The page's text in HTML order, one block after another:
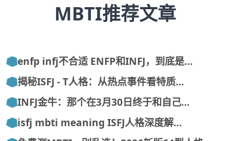
MBTI推荐文章
enfp infj不合适 ENFP和INFJ，到底是…
揭秘ISFJ - T人格：从热点事件看特质…
INFJ金牛：那个在3月30日终于和自己…
isfj mbti meaning ISFJ人格深度解…